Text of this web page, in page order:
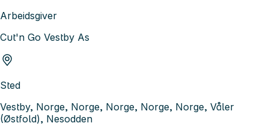
Arbeidsgiver
Cut'n Go Vestby As
Sted
Vestby, Norge, Norge, Norge, Norge, Norge, Våler
(Østfold), Nesodden